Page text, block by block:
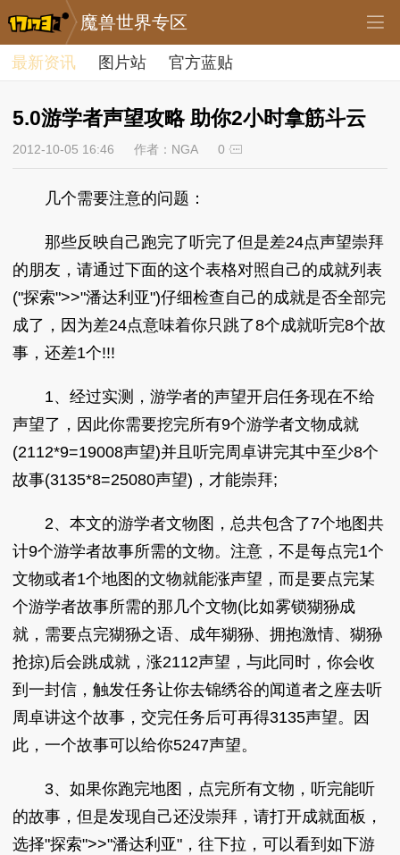
魔兽世界专区
最新资讯 图片站 官方蓝贴
5.0游学者声望攻略 助你2小时拿筋斗云
2012-10-05 16:46 作者：NGA 0
几个需要注意的问题：
那些反映自己跑完了听完了但是差24点声望崇拜
的朋友，请通过下面的这个表格对照自己的成就列表
("探索">>"潘达利亚")仔细检查自己的成就是否全部完
成了，因为差24点意味着你只跳了8个成就听完8个故
事，还差1个!!!
1、经过实测，游学者的声望开启任务现在不给
声望了，因此你需要挖完所有9个游学者文物成就
(2112*9=19008声望)并且听完周卓讲完其中至少8个
故事(3135*8=25080声望)，才能崇拜;
2、本文的游学者文物图，总共包含了7个地图共
计9个游学者故事所需的文物。注意，不是每点完1个
文物或者1个地图的文物就能涨声望，而是要点完某
个游学者故事所需的那几个文物(比如雾锁猢狲成
就，需要点完猢狲之语、成年猢狲、拥抱激情、猢狲
抢掠)后会跳成就，涨2112声望，与此同时，你会收
到一封信，触发任务让你去锦绣谷的闻道者之座去听
周卓讲这个故事，交完任务后可再得3135声望。因
此，一个故事可以给你5247声望。
3、如果你跑完地图，点完所有文物，听完能听
的故事，但是发现自己还没崇拜，请打开成就面板，
选择"探索">>"潘达利亚"，往下拉，可以看到如下游